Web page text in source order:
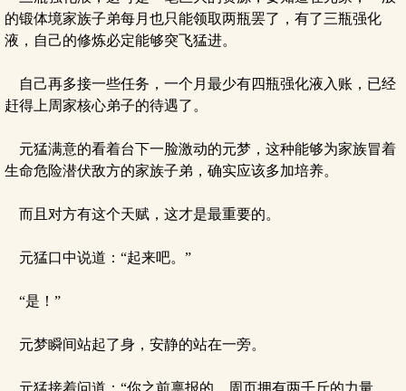
的锻体境家族子弟每月也只能领取两瓶罢了，有了三瓶强化
液，自己的修炼必定能够突飞猛进。
自己再多接一些任务，一个月最少有四瓶强化液入账，已经
赶得上周家核心弟子的待遇了。
元猛满意的看着台下一脸激动的元梦，这种能够为家族冒着
生命危险潜伏敌方的家族子弟，确实应该多加培养。
而且对方有这个天赋，这才是最重要的。
元猛口中说道：“起来吧。”
“是！”
元梦瞬间站起了身，安静的站在一旁。
元猛接着问道：“你之前禀报的，周页拥有两千斤的力量，